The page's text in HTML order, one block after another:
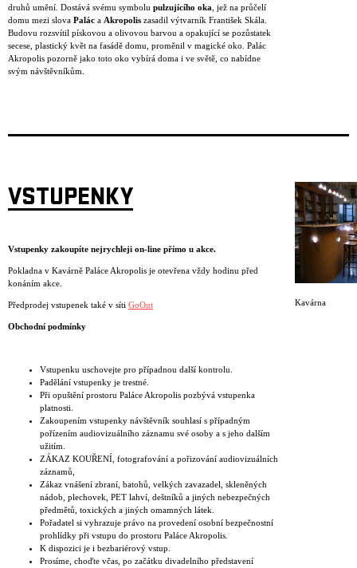
druhů umění. Dostává svému symbolu pulzujícího oka , jež na průčelí
domu mezi slova Palác a Akropolis zasadil výtvarník František Skála.
Budovu rozsvítil pískovou a olivovou barvou a opakující se pozůstatek
secese, plastický květ na fasádě domu, proměnil v magické oko. Palác
Akropolis pozorně jako toto oko vybírá doma i ve světě, co nabídne
svým návštěvníkům.
VSTUPENKY
Vstupenky zakoupíte nejrychleji on-line přímo u akce.
Pokladna v Kavárně Paláce Akropolis je otevřena vždy hodinu před
konáním akce.
Předprodej vstupenek také v síti GoOut
Obchodní podmínky
Vstupenku uschovejte pro případnou další kontrolu.
Padělání vstupenky je trestné.
Při opuštění prostoru Paláce Akropolis pozbývá vstupenka
platnosti.
Zakoupením vstupenky návštěvník souhlasí s případným
pořízením audiovizuálního záznamu své osoby a s jeho dalším
užitím.
ZÁKAZ KOUŘENÍ, fotografování a pořizování audiovizuálních
záznamů,
Zákaz vnášení zbraní, batohů, velkých zavazadel, skleněných
nádob, plechovek, PET lahví, deštníků a jiných nebezpečných
předmětů, toxických a jiných omamných látek.
Pořadatel si vyhrazuje právo na provedení osobní bezpečnostní
prohlídky při vstupu do prostoru Paláce Akropolis.
K dispozici je i bezbariérový vstup.
Prosíme, choďte včas, po začátku divadelního představení
Kavárna